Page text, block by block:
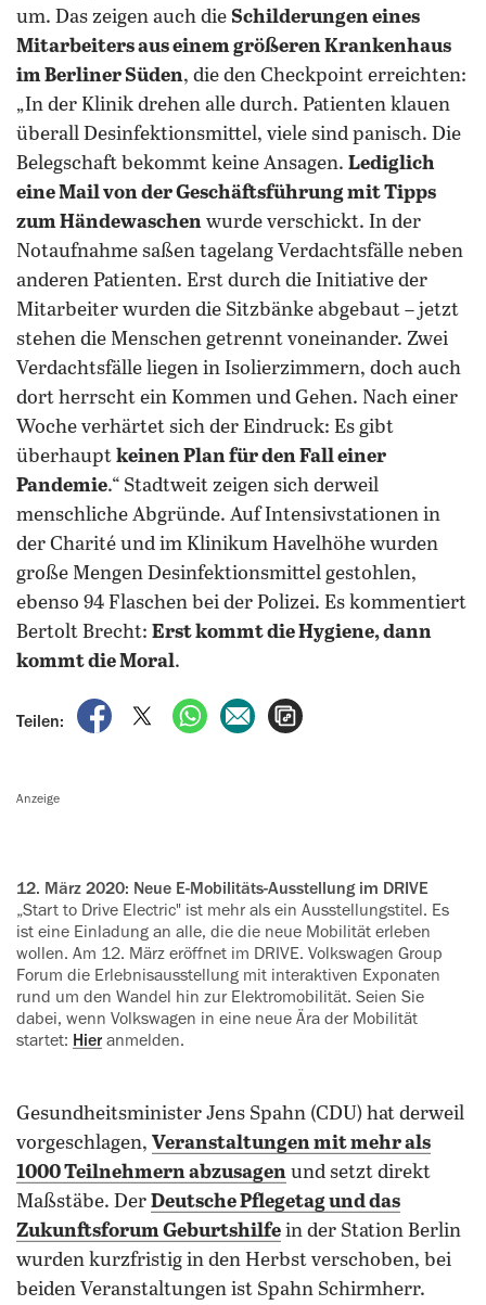
um. Das zeigen auch die Schilderungen eines
Mitarbeiters aus einem größeren Krankenhaus
im Berliner Süden, die den Checkpoint erreichten:
„In der Klinik drehen alle durch. Patienten klauen
überall Desinfektionsmittel, viele sind panisch. Die
Belegschaft bekommt keine Ansagen. Lediglich
eine Mail von der Geschäftsführung mit Tipps
zum Händewaschen wurde verschickt. In der
Notaufnahme saßen tagelang Verdachtsfälle neben
anderen Patienten. Erst durch die Initiative der
Mitarbeiter wurden die Sitzbänke abgebaut – jetzt
stehen die Menschen getrennt voneinander. Zwei
Verdachtsfälle liegen in Isolierzimmern, doch auch
dort herrscht ein Kommen und Gehen. Nach einer
Woche verhärtet sich der Eindruck: Es gibt
überhaupt keinen Plan für den Fall einer
Pandemie.“ Stadtweit zeigen sich derweil
menschliche Abgründe. Auf Intensivstationen in
der Charité und im Klinikum Havelhöhe wurden
große Mengen Desinfektionsmittel gestohlen,
ebenso 94 Flaschen bei der Polizei. Es kommentiert
Bertolt Brecht: Erst kommt die Hygiene, dann
kommt die Moral.
Teilen:
auf Facebook teilen
auf X teilenper WhatsApp teilen
per E-Mail teilen
Anzeige
12. März 2020: Neue E-Mobilitäts-Ausstellung im DRIVE
„Start to Drive Electric" ist mehr als ein Ausstellungstitel. Es
ist eine Einladung an alle, die die neue Mobilität erleben
wollen. Am 12. März eröffnet im DRIVE. Volkswagen Group
Forum die Erlebnisausstellung mit interaktiven Exponaten
rund um den Wandel hin zur Elektromobilität. Seien Sie
dabei, wenn Volkswagen in eine neue Ära der Mobilität
startet: Hier anmelden.
Gesundheitsminister Jens Spahn (CDU) hat derweil
vorgeschlagen, Veranstaltungen mit mehr als
1000 Teilnehmern abzusagen und setzt direkt
Maßstäbe. Der Deutsche Pflegetag und das
Zukunftsforum Geburtshilfe in der Station Berlin
wurden kurzfristig in den Herbst verschoben, bei
beiden Veranstaltungen ist Spahn Schirmherr.